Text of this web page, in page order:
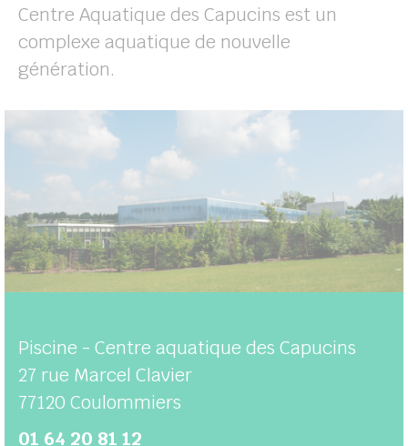
Centre Aquatique des Capucins est un
complexe aquatique de nouvelle
génération.
Piscine - Centre aquatique des Capucins
27 rue Marcel Clavier
77120 Coulommiers
01 64 20 81 12